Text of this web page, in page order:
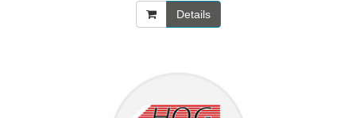
Details